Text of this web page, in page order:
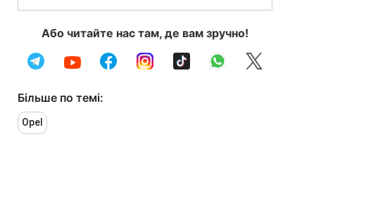
Або читайте нас там, де вам зручно!
Більше по темі:
Opel